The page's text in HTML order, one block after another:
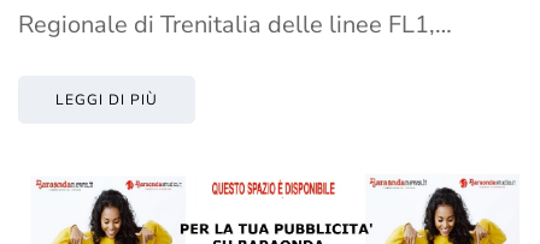
Regionale di Trenitalia delle linee FL1,…
LEGGI DI PIÙ